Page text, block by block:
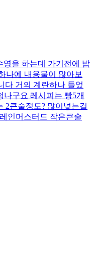
영을 하는데 가기전에 밥
나에 내용물이 많아보
다 거의 계란하나 들었
구요 레시피는 빵5개
2큰술정도? 많이넣는걸
인머스터드 작은큰술